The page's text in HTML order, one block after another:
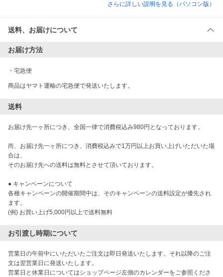
さらに詳しい説明を見る（パソコン版）
送料、お届けについて
お届け方法
・ 宅急便
商品はヤマト運輸の宅急便で発送いたします。
送料
お届け先一ヶ所につき、全国一律で消費税込み980円となっております。
尚、お届け先一ヶ所につき、消費税込みで1万円以上お買い上げいただいた場
合は、
そのお届け先への送料は無料とさせて頂いております。
● キャンペーンについて
各種キャンペーンの開催期間中は、そのキャンペーンの送料設定が優先され
ます。
お引渡し時期について
営業日の午前中にいただいたご注文は即日発送いたします。それ以降のご注
文は翌営業日に発送いたします。
営業日と休業日についてはショップページ左側のカレンダーをご参照くださ